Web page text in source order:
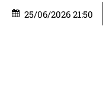
25/06/2026 21:50